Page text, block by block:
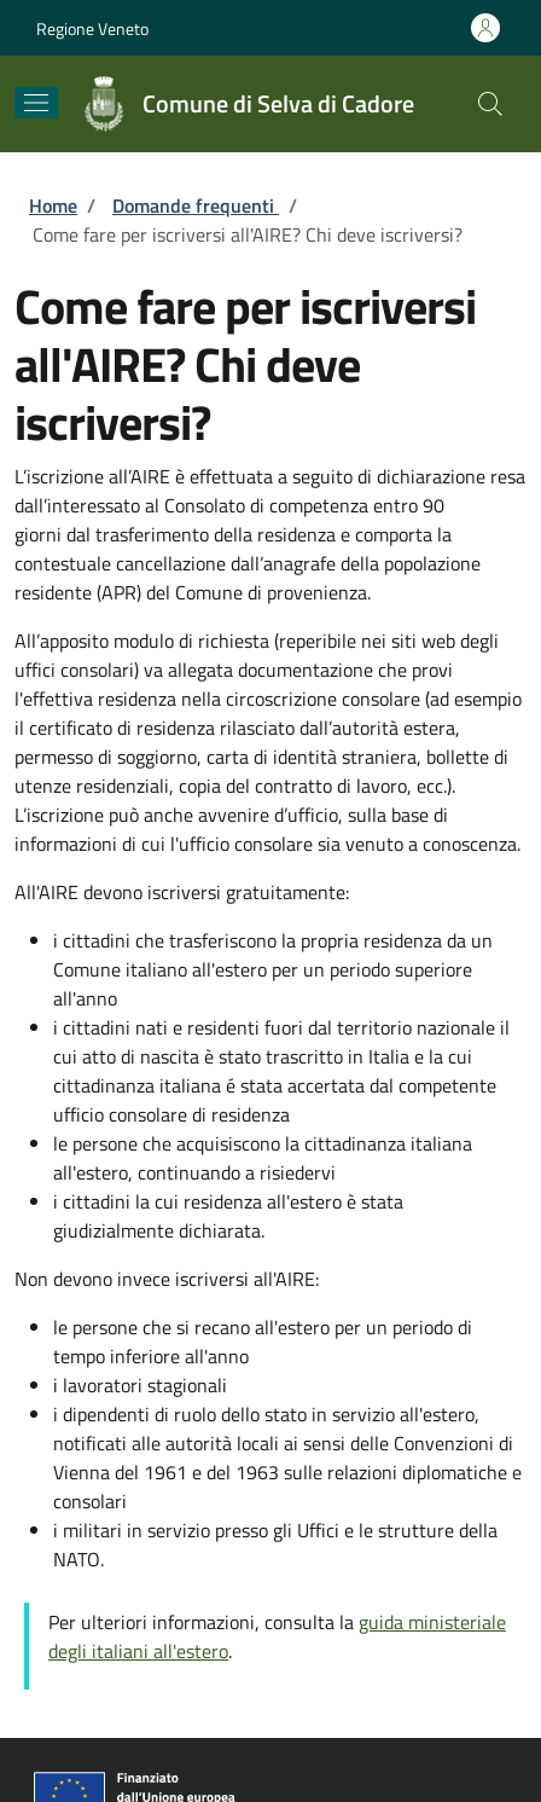
Regione Veneto
Comune di Selva di Cadore
Briciole di pane
Home / Domande frequenti /
Come fare per iscriversi all'AIRE? Chi deve iscriversi?
Come fare per iscriversi
all'AIRE? Chi deve
iscriversi?
L’iscrizione all’AIRE è effettuata a seguito di dichiarazione resa
dall’interessato al Consolato di competenzaentro90
giorni dal trasferimento della residenzae comporta la
contestuale cancellazione dall’anagrafe della popolazione
residente (APR) del Comune di provenienza.
All’apposito modulo di richiesta (reperibile nei siti web degli
uffici consolari) va allegata documentazione che provi
l'effettiva residenza nella circoscrizione consolare (ad esempio
il certificato di residenza rilasciato dall’autorità estera,
permesso di soggiorno, carta di identità straniera, bollette di
utenze residenziali, copia del contratto di lavoro, ecc.).
L’iscrizione può anche avvenire d’ufficio, sulla base di
informazioni di cui l'ufficio consolare sia venuto a conoscenza.
All'AIRE devono iscriversi gratuitamente:
i cittadini che trasferiscono la propria residenza da un
Comune italiano all'estero per un periodo superiore
all'anno
i cittadini nati e residenti fuori dal territorio nazionale il
cui atto di nascita è stato trascritto in Italia e la cui
cittadinanza italiana é stata accertata dal competente
ufficio consolare di residenza
le persone che acquisiscono la cittadinanza italiana
all'estero, continuando a risiedervi
i cittadini la cui residenza all'estero è stata
giudizialmente dichiarata.
Non devono invece iscriversi all'AIRE:
le persone che si recano all'estero per un periodo di
tempo inferiore all'anno
i lavoratori stagionali
i dipendenti di ruolo dello stato in servizio all'estero,
notificati alle autorità locali ai sensi delle Convenzioni di
Vienna del 1961 e del 1963 sulle relazioni diplomatiche e
consolari
i militari in servizio presso gli Uffici e le strutture della
NATO.
Per ulteriori informazioni, consulta la guida ministeriale
degli italiani all'estero.